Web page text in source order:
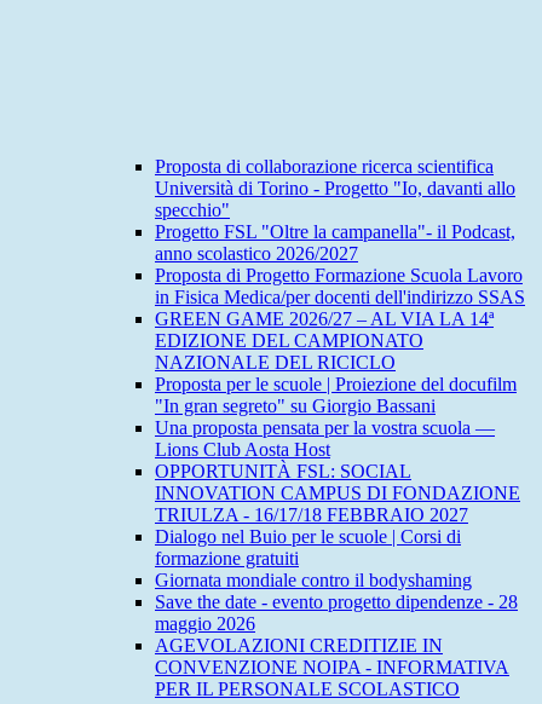
Proposta di collaborazione ricerca scientifica
Università di Torino - Progetto "Io, davanti allo
specchio"
Progetto FSL "Oltre la campanella"- il Podcast,
anno scolastico 2026/2027
Proposta di Progetto Formazione Scuola Lavoro
in Fisica Medica/per docenti dell'indirizzo SSAS
GREEN GAME 2026/27 – AL VIA LA 14ª
EDIZIONE DEL CAMPIONATO
NAZIONALE DEL RICICLO
Proposta per le scuole | Proiezione del docufilm
"In gran segreto" su Giorgio Bassani
Una proposta pensata per la vostra scuola —
Lions Club Aosta Host
OPPORTUNITÀ FSL: SOCIAL
INNOVATION CAMPUS DI FONDAZIONE
TRIULZA - 16/17/18 FEBBRAIO 2027
Dialogo nel Buio per le scuole | Corsi di
formazione gratuiti
Giornata mondiale contro il bodyshaming
Save the date - evento progetto dipendenze - 28
maggio 2026
AGEVOLAZIONI CREDITIZIE IN
CONVENZIONE NOIPA - INFORMATIVA
PER IL PERSONALE SCOLASTICO